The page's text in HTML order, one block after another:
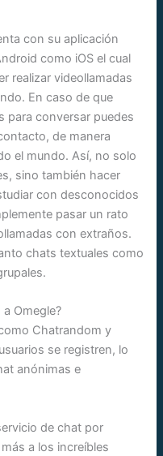
con su aplicación
como iOS el cual
realizar videollamadas
En caso de que
para conversar puedes
de manera
el mundo. Así, no solo
sino también hacer
con desconocidos
pasar un rato
con extraños.
chats textuales como
Omegle?
Chatrandom y
se registren, lo
anónimas e
de chat por
a los increíbles